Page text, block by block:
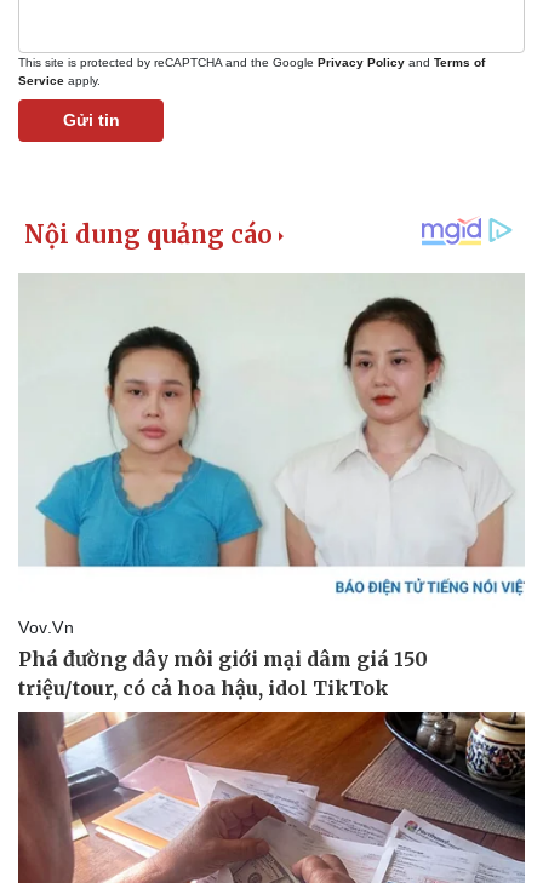
Bất động sản
Chứng khoán
Giá cà phê
This site is protected by reCAPTCHA and the Google Privacy Policy and Terms of
Service apply.
Gửi tin